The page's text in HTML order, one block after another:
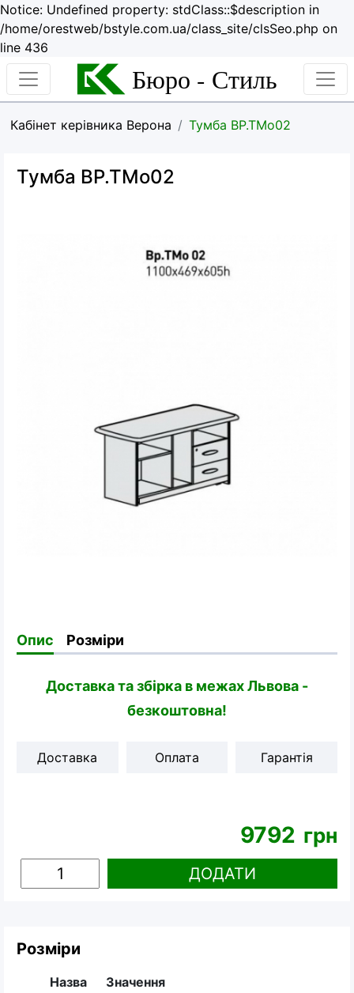
Notice: Undefined property: stdClass::$description in
/home/orestweb/bstyle.com.ua/class_site/clsSeo.php on
line 436
Бюро - Стиль
Кабінет керівника Верона Тумба ВР.ТМо02
Тумба ВР.ТМо02
Опис Розміри
Доставка та збірка в межах Львова -
безкоштовна!
Доставка Оплата Гарантія
9792 грн
ДОДАТИ
Розміри
Назва Значення